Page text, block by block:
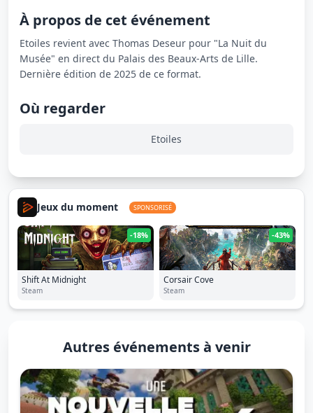
À propos de cet événement
Etoiles revient avec Thomas Deseur pour "La Nuit du
Musée" en direct du Palais des Beaux-Arts de Lille.
Dernière édition de 2025 de ce format.
Où regarder
Etoiles
Jeux du moment SPONSORISÉ
-18%
Shift At Midnight
Steam
-43%
Corsair Cove
Steam
Autres événements à venir